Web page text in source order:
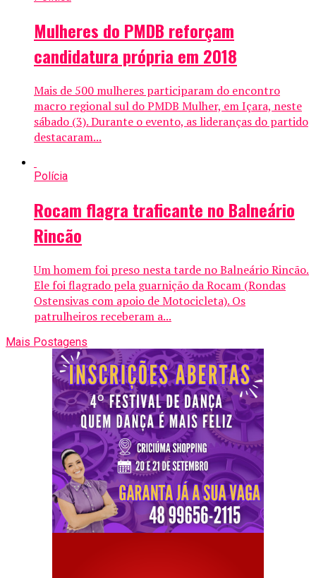
Mulheres do PMDB reforçam
candidatura própria em 2018
Mais de 500 mulheres participaram do encontro
macro regional sul do PMDB Mulher, em Içara, neste
sábado (3). Durante o evento, as lideranças do partido
destacaram...
Polícia
Rocam flagra traficante no Balneário
Rincão
Um homem foi preso nesta tarde no Balneário Rincão.
Ele foi flagrado pela guarnição da Rocam (Rondas
Ostensivas com apoio de Motocicleta). Os
patrulheiros receberam a...
Mais Postagens